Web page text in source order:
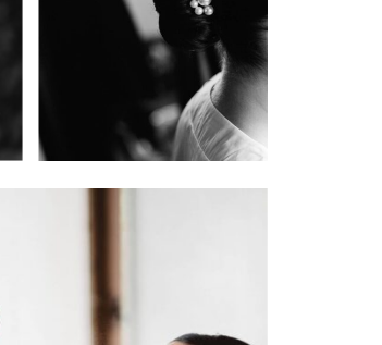
BLOG | HISTORIAS
EVENTOS | MODA
CONTACTO